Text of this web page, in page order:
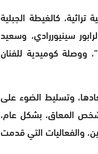
كالغيطة الجبلية
سينيوررادي، وسعيد
ووصلة كوميدية للفنان
وتسليط الضوء على
المعاق، بشكل عام،
والفعاليات التي قدمت